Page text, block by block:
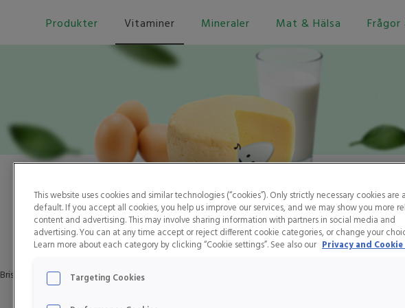
Produkter Vitaminer Mineraler Mat & Hälsa Frågor
Vitamin B12
Hem Vitaminer
Vitamin B12
Brist på vitamin B12 kan påverka kroppens blodbildning, nervsystem och energinivå. Vegetabiliska
endast små mängder B12 och därför kan en brist av vitamin B12 förekomma hos veganer och
This website uses cookies and similar technologies (“cookies”). Only strictly necessary cookies are
default. If you accept all cookies, you help us improve our services, and we may show you more
content and advertising. This may involve sharing information with partners in social media and
advertising. You can at any time accept or reject different cookie categories, or change your
Learn more about each category by clicking “Cookie settings”. See also our Privacy and
Targeting Cookies